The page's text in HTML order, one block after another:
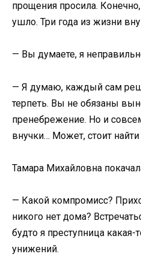
прощения просила.
ушло. Три года из жизни
— Вы думаете, я
— Я думаю, каждый сам
терпеть. Вы не обязаны
пренебрежение. Но и
внучки… Может, стоит
Тамара Михайловна
— Какой компромисс?
никого нет дома?
будто я преступница какая-
унижений.